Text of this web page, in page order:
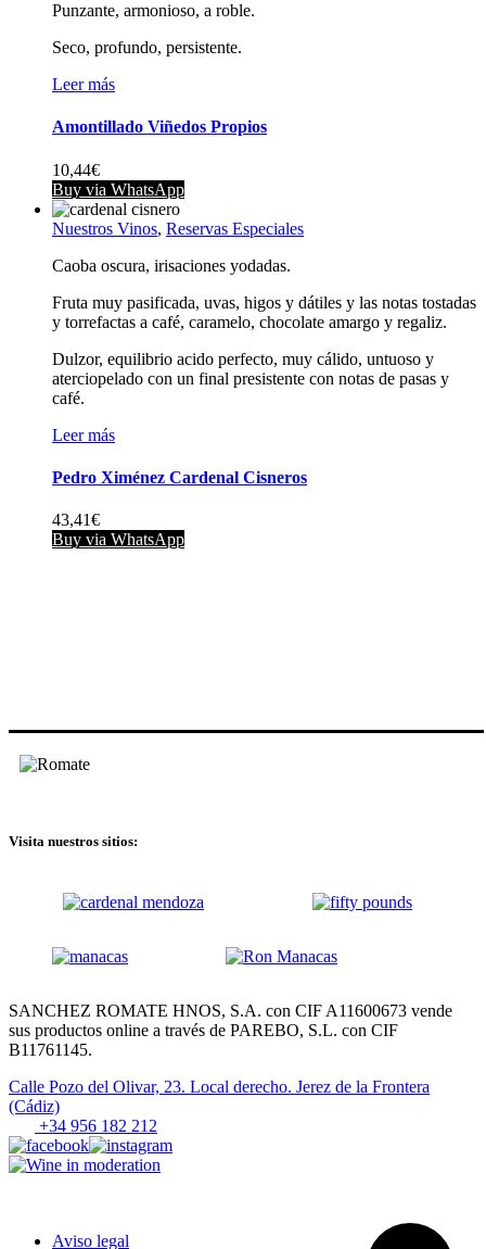
Punzante, armonioso, a roble.
Seco, profundo, persistente.
Leer más
Amontillado Viñedos Propios
10,44€
Buy via WhatsApp
Nuestros Vinos, Reservas Especiales
Caoba oscura, irisaciones yodadas.
Fruta muy pasificada, uvas, higos y dátiles y las notas tostadas
y torrefactas a café, caramelo, chocolate amargo y regaliz.
Dulzor, equilibrio acido perfecto, muy cálido, untuoso y
aterciopelado con un final presistente con notas de pasas y
café.
Leer más
Pedro Ximénez Cardenal Cisneros
43,41€
Buy via WhatsApp
Visita nuestros sitios:
SANCHEZ ROMATE HNOS, S.A. con CIF A11600673 vende
sus productos online a través de PAREBO, S.L. con CIF
B11761145.
Calle Pozo del Olivar, 23. Local derecho. Jerez de la Frontera
(Cádiz)
+34 956 182 212
Aviso legal